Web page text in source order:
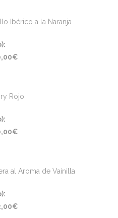
Ibérico a la Naranja
Rojo
al Aroma de Vainilla